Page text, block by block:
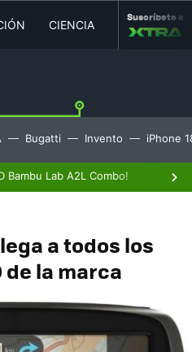
CIENCIA MOVILIDAD
Suscríbete a
Bugatti Invento iPhone
Bambu Lab A2L Combo!
a todos los
de la marca